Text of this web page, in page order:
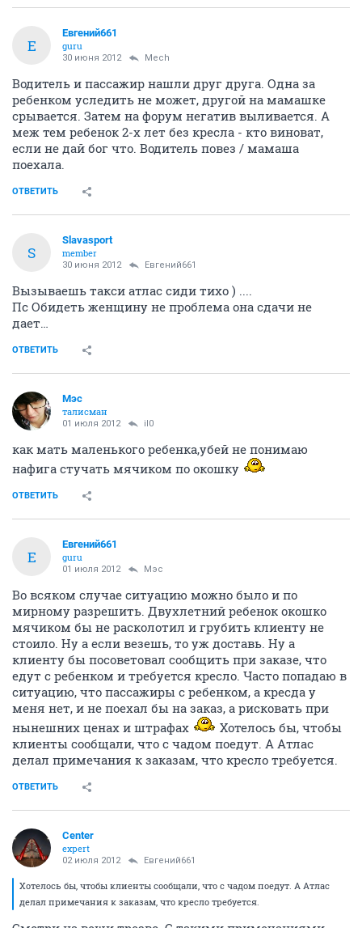
Е
Евгений661
guru
30 июня 2012 Mech
Водитель и пассажир нашли друг друга. Одна за
ребенком уследить не может, другой на мамашке
срывается. Затем на форум негатив выливается. А
меж тем ребенок 2-х лет без кресла - кто виноват,
если не дай бог что. Водитель повез / мамаша
поехала.
ОТВЕТИТЬ
S
Slavasport
member
30 июня 2012 Евгений661
Вызываешь такси атлас сиди тихо ) ....
Пс Обидеть женщину не проблема она сдачи не
дает…
ОТВЕТИТЬ
Мэс
талисман
01 июля 2012 il0
как мать маленького ребенка,убей не понимаю
нафига стучать мячиком по окошку
ОТВЕТИТЬ
Е
Евгений661
guru
01 июля 2012 Мэс
Во всяком случае ситуацию можно было и по
мирному разрешить. Двухлетний ребенок окошко
мячиком бы не расколотил и грубить клиенту не
стоило. Ну а если везешь, то уж доставь. Ну а
клиенту бы посоветовал сообщить при заказе, что
едут с ребенком и требуется кресло. Часто попадаю в
ситуацию, что пассажиры с ребенком, а кресда у
меня нет, и не поехал бы на заказ, а рисковать при
нынешних ценах и штрафах
Хотелось бы, чтобы
клиенты сообщали, что с чадом поедут. А Атлас
делал примечания к заказам, что кресло требуется.
ОТВЕТИТЬ
Center
expert
02 июля 2012 Евгений661
Хотелось бы, чтобы клиенты сообщали, что с чадом поедут. А Атлас
делал примечания к заказам, что кресло требуется.